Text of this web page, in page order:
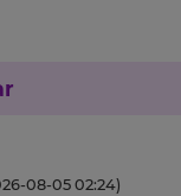
08-05 02:24)